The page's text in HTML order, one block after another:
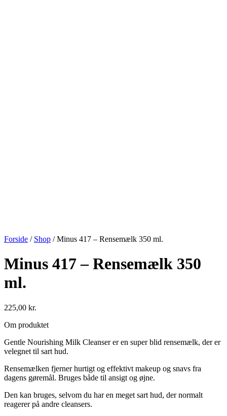
Forside / Shop /Minus 417 – Rensemælk 350 ml.
Minus 417 – Rensemælk 350
ml.
225,00 kr.
Om produktet
Gentle Nourishing Milk Cleanser er en super blid rensemælk, der er
velegnet til sart hud.
Rensemælken fjerner hurtigt og effektivt makeup og snavs fra
dagens gøremål. Bruges både til ansigt og øjne.
Den kan bruges, selvom du har en meget sart hud, der normalt
reagerer på andre cleansers.